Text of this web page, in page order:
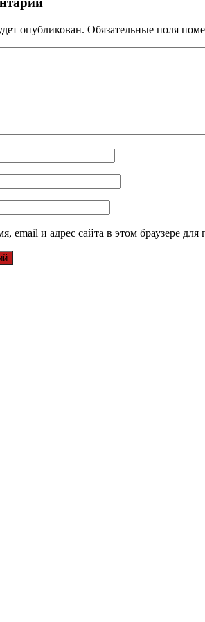
опубликован. Обязательные поля
email и адрес сайта в этом браузере